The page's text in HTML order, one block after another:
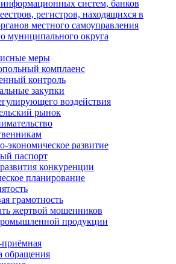
систем, банков
регистров, находящихся в
местного самоуправления
муниципального округа
меры
комплаенс
контроль
закупки
воздействия
рынок
экономическое развитие
паспорт
конкуренции
планирование
грамотность
жертвой мошенников
продукции
обращения